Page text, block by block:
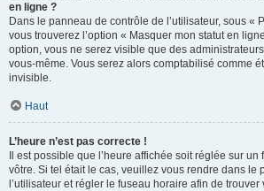
en ligne ?
Dans le panneau de contrôle de l’utilisateur, sous «
vous trouverez l’option « Masquer mon statut en
option, vous ne serez visible que des
vous-même. Vous serez alors comptabilisé comme
invisible.
Haut
L’heure n’est pas correcte !
Il est possible que l’heure affichée soit réglée sur
vôtre. Si tel était le cas, veuillez vous rendre dans le
l’utilisateur et régler le fuseau horaire afin de